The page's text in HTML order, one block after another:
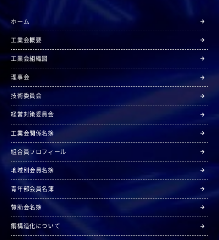
ホーム
工業会概要
工業会組織図
理事会
技術委員会
経営対策委員会
工業会関係名簿
組合員プロフィール
地域別会員名簿
青年部会員名簿
賛助会名簿
鋼構造化について